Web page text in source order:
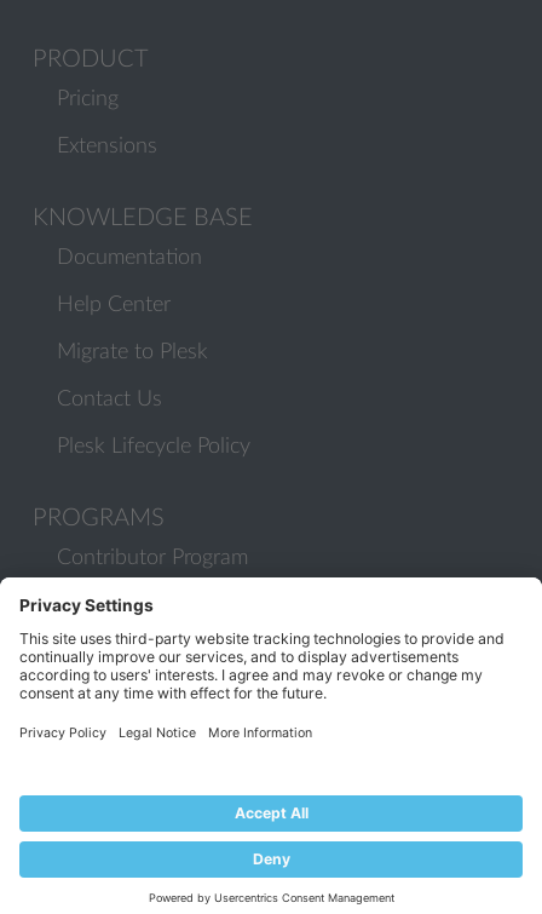
PRODUCT
Pricing
Extensions
KNOWLEDGE BASE
Documentation
Help Center
Migrate to Plesk
Contact Us
Plesk Lifecycle Policy
PROGRAMS
Contributor Program
Partner Program
COMMUNITY
the Plesk logo are trademarks of WebPros International GmbH.